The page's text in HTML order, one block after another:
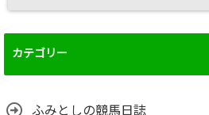
カテゴリー
ふみとしの競馬日誌